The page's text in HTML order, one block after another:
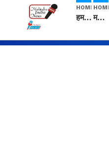
HOME
हम सनातनी..." सांसद kangana Ranaut से क्या बोली लड़की? Viral Jantar-Mantar | CJP protest
HOME
मनीषा हत्याकांड: हत्या, आत्महत्या या कोई बड़ा राज? | Full Story | Josh Haryana